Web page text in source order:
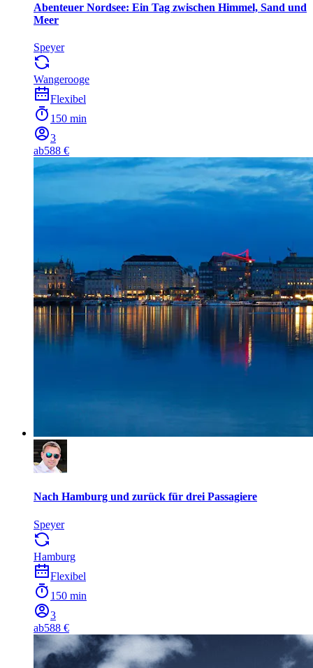
Abenteuer Nordsee: Ein Tag zwischen Himmel, Sand und
Meer
Speyer
Wangerooge
Flexibel
150 min
3
ab588 €
Nach Hamburg und zurück für drei Passagiere
Speyer
Hamburg
Flexibel
150 min
3
ab588 €